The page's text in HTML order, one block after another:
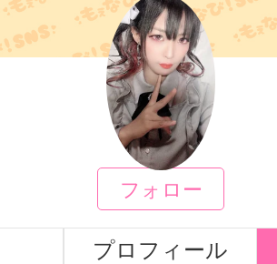
つみ
フォロー
プロフィール